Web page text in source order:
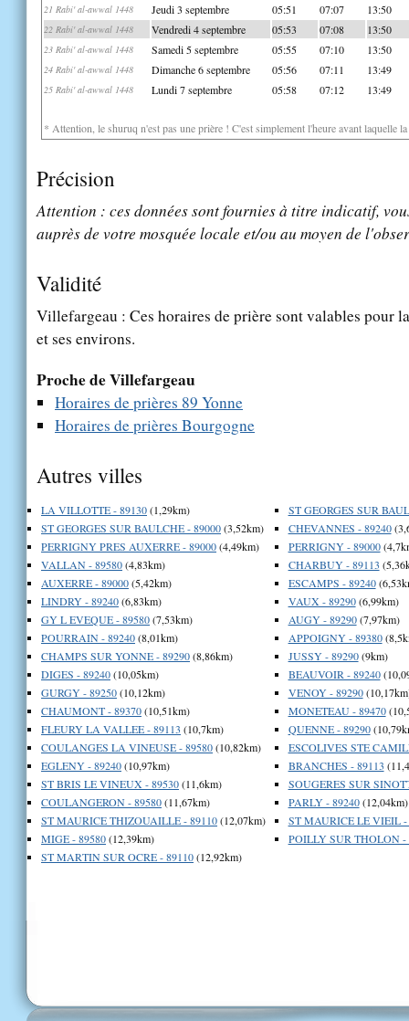
21 Rabi' al-awwal 1448 Jeudi 3 septembre 05:51 07:07 13:50
22 Rabi' al-awwal 1448 Vendredi 4 septembre 05:53 07:08 13:50
23 Rabi' al-awwal 1448 Samedi 5 septembre 05:55 07:10 13:50
24 Rabi' al-awwal 1448 Dimanche 6 septembre 05:56 07:11 13:49
25 Rabi' al-awwal 1448 Lundi 7 septembre 05:58 07:12 13:49
* Attention, le shuruq n'est pas une prière ! C'est simplement l'heure avant laquelle
Précision
Attention : ces données sont fournies à titre indicatif,
auprès de votre mosquée locale et/ou au moyen de
Validité
Villefargeau : Ces horaires de prière sont valables pour
et ses environs.
Proche de Villefargeau
Horaires de prières 89 Yonne
Horaires de prières Bourgogne
Autres villes
LA VILLOTTE - 89130(1,29km)
ST GEORGES SUR BAULCHE - 89000(3,52km)
PERRIGNY PRES AUXERRE - 89000(4,49km)
VALLAN - 89580(4,83km)
AUXERRE - 89000(5,42km)
LINDRY - 89240(6,83km)
GY L EVEQUE - 89580(7,53km)
POURRAIN - 89240(8,01km)
CHAMPS SUR YONNE - 89290(8,86km)
DIGES - 89240(10,05km)
GURGY - 89250(10,12km)
CHAUMONT - 89370(10,51km)
FLEURY LA VALLEE - 89113 (10,7km)
COULANGES LA VINEUSE - 89580(10,82km)
EGLENY - 89240(10,97km)
ST BRIS LE VINEUX - 89530(11,6km)
COULANGERON - 89580(11,67km)
ST MAURICE THIZOUAILLE - 89110(12,07km)
MIGE - 89580(12,39km)
ST MARTIN SUR OCRE - 89110(12,92km)
ST GEORGES SUR
CHEVANNES - 89240
PERRIGNY - 89000
CHARBUY - 89113
ESCAMPS - 89240
VAUX - 89290(6,99km)
AUGY - 89290(7,97km)
APPOIGNY - 89380
JUSSY - 89290(9km)
BEAUVOIR - 89240
VENOY - 89290
MONETEAU - 89470
QUENNE - 89290
ESCOLIVES STE
BRANCHES - 89113
SOUGERES SUR
PARLY - 89240(12,04km)
ST MAURICE LE VIEIL -
POILLY SUR THOLON -